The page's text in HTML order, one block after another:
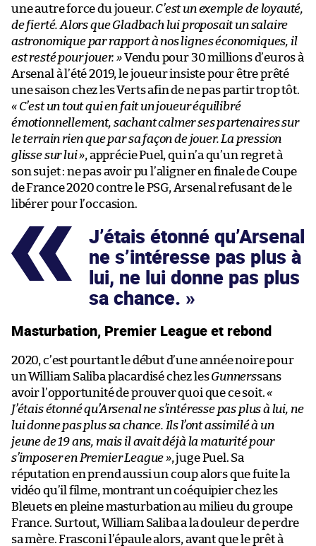
une autre force du joueur. C’est un exemple de loyauté,
de fierté. Alors que Gladbach lui proposait un salaire
astronomique par rapport à nos lignes économiques, il
est resté pour jouer. »Vendu pour 30 millions d’euros à
Arsenal à l’été 2019, le joueur insiste pour être prêté
une saison chez les Verts afin de ne pas partir trop tôt.
« C’est un tout qui en fait un joueur équilibré
émotionnellement, sachant calmer ses partenaires sur
le terrain rien que par sa façon de jouer. La pression
glisse sur lui », apprécie Puel, qui n’a qu’un regret à
son sujet : ne pas avoir pu l’aligner en finale de Coupe
de France 2020 contre le PSG, Arsenal refusant de le
libérer pour l’occasion.
J’étais étonné qu’Arsenal
ne s’intéresse pas plus à
lui, ne lui donne pas plus
sa chance.
Masturbation, Premier League et rebond
2020, c’est pourtant le début d’une année noire pour
un William Saliba placardisé chez lesGunnerssans
avoir l’opportunité de prouver quoi que ce soit.«
J’étais étonné qu’Arsenal ne s’intéresse pas plus à lui, ne
lui donne pas plus sa chance. Ils l’ont assimilé à un
jeune de 19 ans, mais il avait déjà la maturité pour
s’imposer en Premier League », juge Puel. Sa
réputation en prend aussi un coup alors que fuite la
vidéo qu’il filme, montrant un coéquipier chez les
Bleuets en pleine masturbation au milieu du groupe
France. Surtout, William Saliba a la douleur de perdre
sa mère. Frasconi l’épaule alors, avant que le prêt à